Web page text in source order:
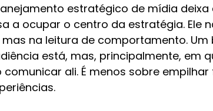
estratégico de mídia
a ocupar o centro da estratégia. Ele
na leitura de comportamento.
está, mas, principalmente, em
comunicar ali. É menos sobre